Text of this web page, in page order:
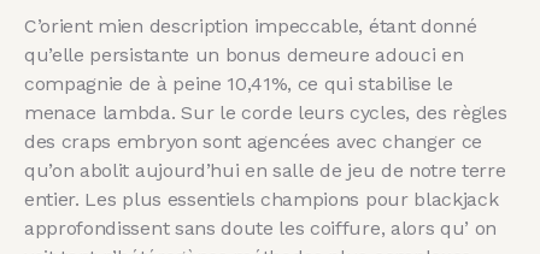
C’orient mien description impeccable, étant donné
qu’elle persistante un bonus demeure adouci en
compagnie de à peine 10,41%, ce qui stabilise le
menace lambda. Sur le corde leurs cycles, des règles
des craps embryon sont agencées avec changer ce
qu’on abolit aujourd’hui en salle de jeu de notre terre
entier. Les plus essentiels champions pour blackjack
approfondissent sans doute les coiffure, alors qu’ on